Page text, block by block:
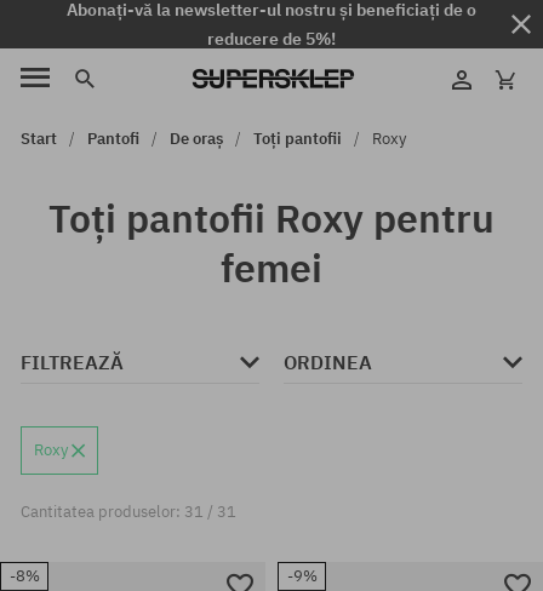
Abonați-vă la newsletter-ul nostru și beneficiați de o
reducere de 5%!
Start Pantofi De oraș Toți pantofii Roxy
Toți pantofii Roxy pentru
femei
FILTREAZĂ ORDINEA
Roxy
Cantitatea produselor: 31 / 31
-8% -9%